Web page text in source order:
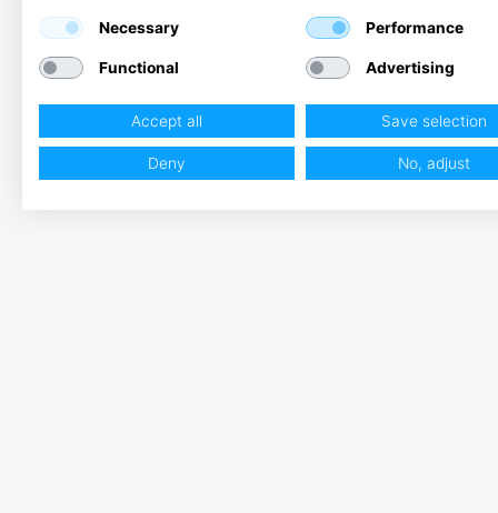
Necessary Performance
Functional Advertising
Accept all Save selection
Deny No, adjust